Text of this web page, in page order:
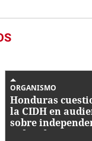
ORGANISMO
Honduras
la CIDH en
sobre
judicial